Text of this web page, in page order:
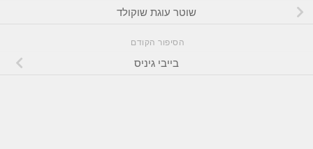
שוטר עוגת שוקולד
הסיפור הקודם
בייבי גיניס